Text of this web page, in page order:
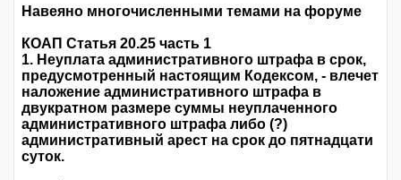
Навеяно многочисленными темами на форуме
КОАП Статья 20.25 часть 1
1. Неуплата административного штрафа в срок,
предусмотренный настоящим Кодексом, - влечет
наложение административного штрафа в
двукратном размере суммы неуплаченного
административного штрафа либо (?)
административный арест на срок до пятнадцати
суток.